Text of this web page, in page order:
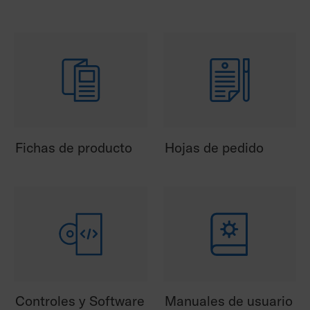
Fichas de producto Hojas de pedido
Controles y Software Manuales de usuario